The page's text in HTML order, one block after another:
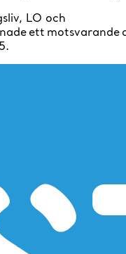
LO och
ett motsvarande